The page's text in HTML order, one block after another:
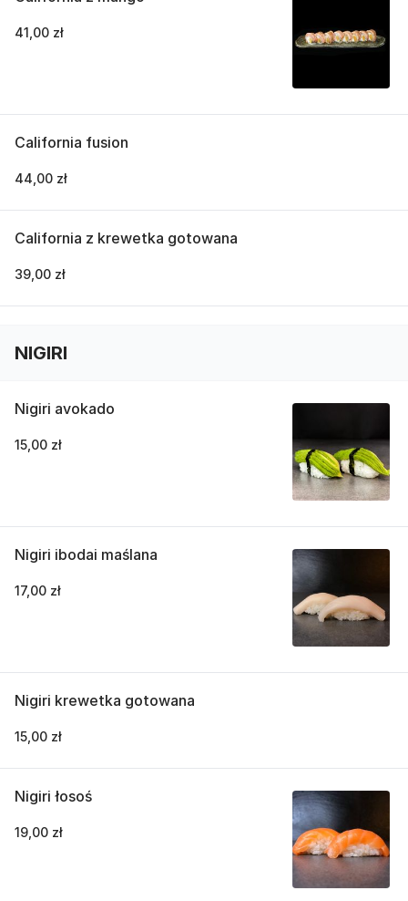
41,00 zł
California fusion
44,00 zł
California z krewetka gotowana
39,00 zł
NIGIRI
Nigiri avokado
15,00 zł
Nigiri ibodai maślana
17,00 zł
Nigiri krewetka gotowana
15,00 zł
Nigiri łosoś
19,00 zł